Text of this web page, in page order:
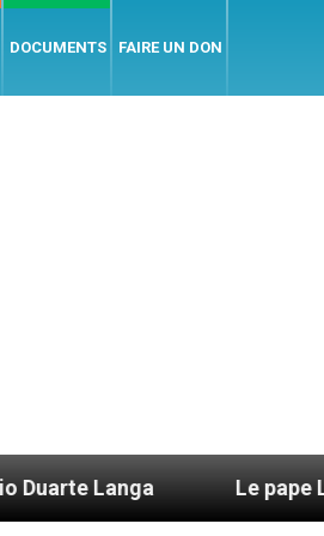
DOCUMENTS FAIRE UN DON
Le pape Léon XIV évoque